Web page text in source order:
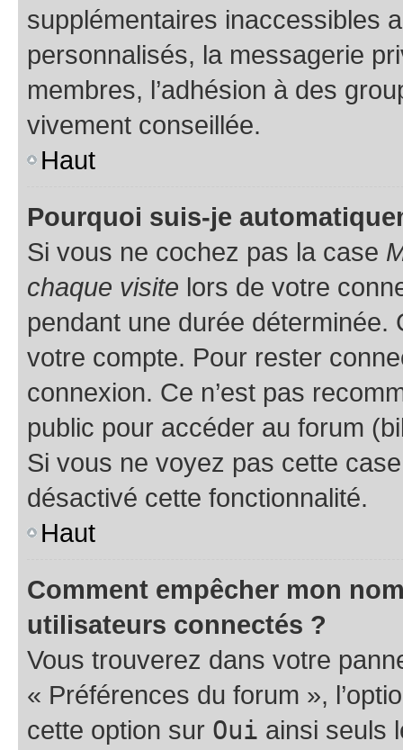
supplémentaires inaccessibles
personnalisés, la messagerie
membres, l’adhésion à des
vivement conseillée.
Haut
Pourquoi suis-je
Si vous ne cochez pas la case
chaque visite lors de votre
pendant une durée déterminée.
votre compte. Pour rester
connexion. Ce n’est pas
public pour accéder au forum
Si vous ne voyez pas cette
désactivé cette fonctionnalité.
Haut
Comment empêcher mon
utilisateurs connectés ?
Vous trouverez dans votre
« Préférences du forum »,
cette option sur Oui ainsi seuls